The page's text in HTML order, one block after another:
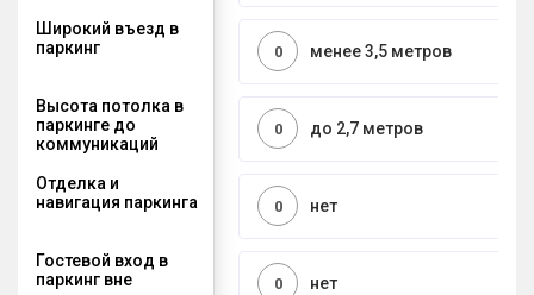
Широкий въезд в
паркинг
менее 3,5 метров
0
Высота потолка в
паркинге до
коммуникаций
до 2,7 метров
0
Отделка и
навигация паркинга
нет
0
Гостевой вход в
паркинг вне
нет
0